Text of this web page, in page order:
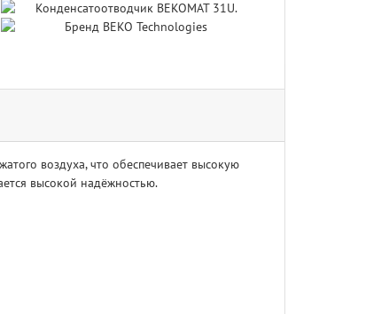
воздуха, что обеспечивает высокую
высокой надёжностью.